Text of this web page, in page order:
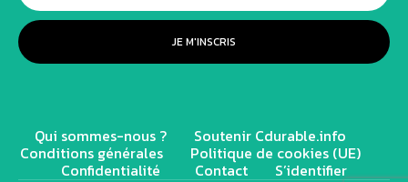
JE M'INSCRIS
Qui sommes-nous ? Soutenir Cdurable.info
Conditions générales Politique de cookies (UE)
Confidentialité Contact S’identifier